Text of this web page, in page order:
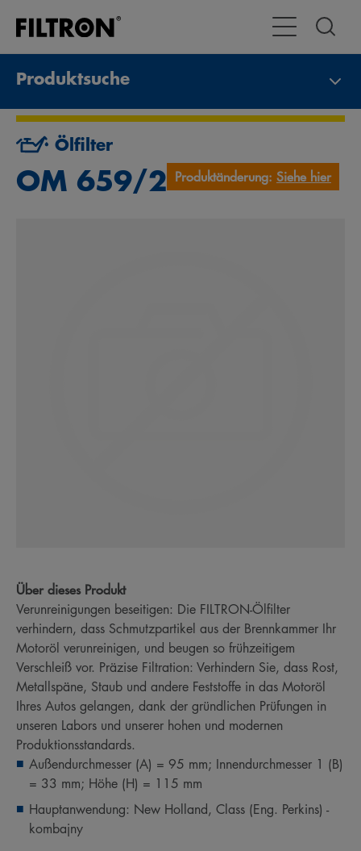
Toggle
Produktsuche
Ölfilter
OM 659/2 Produktänderung: Siehe hier
Über dieses Produkt
Verunreinigungen beseitigen: Die FILTRON-Ölfilter
verhindern, dass Schmutzpartikel aus der Brennkammer Ihr
Motoröl verunreinigen, und beugen so frühzeitigem
Verschleiß vor. Präzise Filtration: Verhindern Sie, dass Rost,
Metallspäne, Staub und andere Feststoffe in das Motoröl
Ihres Autos gelangen, dank der gründlichen Prüfungen in
unseren Labors und unserer hohen und modernen
Produktionsstandards.
Außendurchmesser (A) = 95 mm; Innendurchmesser 1 (B)
= 33 mm; Höhe (H) = 115 mm
Hauptanwendung: New Holland, Class (Eng. Perkins) -
kombajny